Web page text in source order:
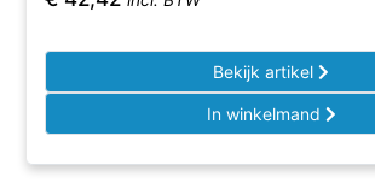
Bekijk artikel
In winkelmand